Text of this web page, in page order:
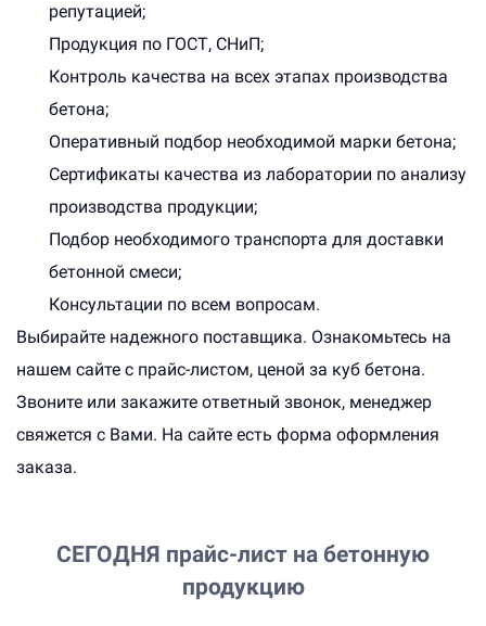
репутацией;
Продукция по ГОСТ, СНиП;
Контроль качества на всех этапах производства
бетона;
Оперативный подбор необходимой марки бетона;
Сертификаты качества из лаборатории по анализу
производства продукции;
Подбор необходимого транспорта для доставки
бетонной смеси;
Консультации по всем вопросам.
Выбирайте надежного поставщика. Ознакомьтесь на
нашем сайте с прайс-листом, ценой за куб бетона.
Звоните или закажите ответный звонок, менеджер
свяжется с Вами. На сайте есть форма оформления
заказа.
СЕГОДНЯ прайс-лист на бетонную
продукцию